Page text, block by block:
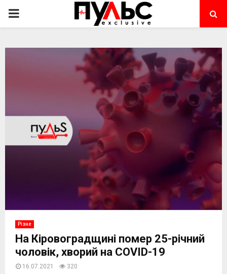
PRIMARY
Різне
На Кіровоградщині помер 25-річний
чоловік, хворий на COVID-19
16.07.2021 320